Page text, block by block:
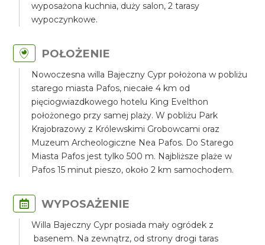
wyposażona kuchnia, duży salon, 2 tarasy
wypoczynkowe.
POŁOŻENIE
Nowoczesna willa Bajeczny Cypr położona w pobliżu
starego miasta Pafos, niecałe 4 km od
pięciogwiazdkowego hotelu King Evelthon
położonego przy samej plaży. W pobliżu Park
Krajobrazowy z Królewskimi Grobowcami oraz
Muzeum Archeologiczne Nea Pafos. Do Starego
Miasta Pafos jest tylko 500 m. Najbliższe plaże w
Pafos 15 minut pieszo, około 2 km samochodem.
WYPOSAŻENIE
Willa Bajeczny Cypr posiada mały ogródek z
basenem. Na zewnątrz, od strony drogi taras